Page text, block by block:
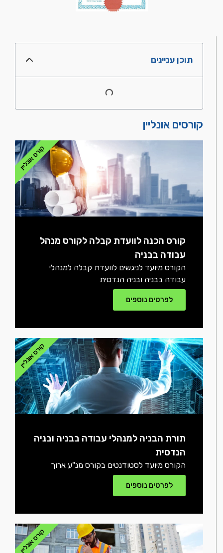
תוכן עניינים
קורסים אונליין
קורס הכנה לוועדת קבלה לקורס מנהל
עבודה בבניה
הקורס מיועד לניגשים לוועדת קבלה למנהלי
עבודה בבניה ובניה הנדסית
לפרטים נוספים
קורס אונליין
תורת הבניה למנהלי עבודה בבניה ובניה
הנדסית
הקורס מיועד לסטודנטים בקורס מנ"ע ארוך
לפרטים נוספים
קורס אונליין
קורס אונליין